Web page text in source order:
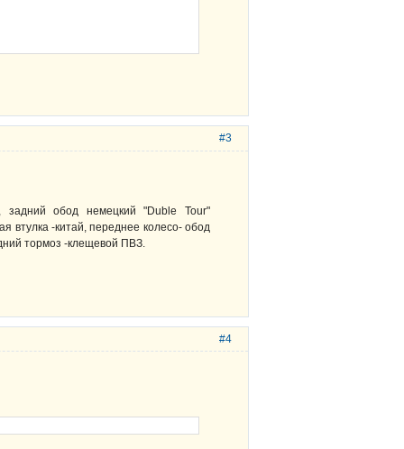
#3
задний обод немецкий "Duble Tour"
втулка -китай, переднее колесо- обод
тормоз -клещевой ПВЗ.
#4